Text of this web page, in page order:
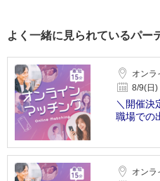
よく一緒に見られているパー
オンラ
8/9(日)
＼開催決
職場での
オンラ